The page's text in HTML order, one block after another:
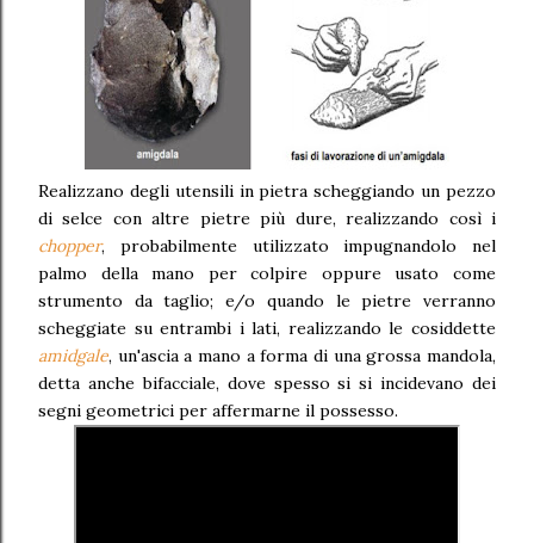
Realizzano degli utensili in pietra scheggiando un pezzo
di selce con altre pietre più dure, realizzando così i
chopper, probabilmente utilizzato impugnandolo nel
palmo della mano per colpire oppure usato come
strumento da taglio; e/o quando le pietre verranno
scheggiate su entrambi i lati, realizzando le cosiddette
amidgale, un'ascia a mano a forma di una grossa mandola,
detta anche bifacciale, dove spesso si si incidevano dei
segni geometrici per affermarne il possesso.